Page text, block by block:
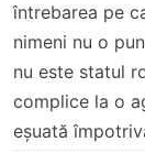
întrebarea pe
nimeni nu o
nu este statul
complice la o
eșuată